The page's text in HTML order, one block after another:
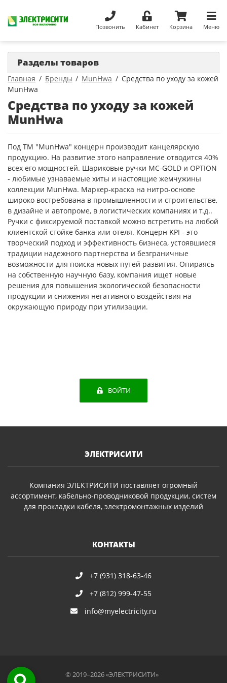
Позвонить Кабинет Корзина Меню
Главная Бренды MunHwa
Средства по уходу за кожей
MunHwa
Средства по уходу за кожей
MunHwa
Под ТМ "MunHwa" концерн производит канцелярскую
продукцию. На развитие этого направление отводится 40%
всех его мощностей. Шариковые ручки MC-GOLD и OPTION
- любимые узнаваемые хиты и настоящие жемчужины
коллекции MunHwa. Маркер-краска на нитро-основе
широко востребована в промышленности и строительстве,
в дизайне и автопроме, в логистических компаниях и т.д..
Ручки с фиксируемой поставкой можно встретить на любой
клиентской стойке банка или отеля. Концерн KPI - это
творческий подход и эффективность бизнеса, устоявшиеся
традиции надежного партнерства и безграничные
возможности для поиска новых путей развития. Опираясь
на собственную научную базу, компания ищет новые
решения для повышения экологической безопасности
продукции и снижения негативного воздействия на
окружающую природу при утилизации.
Разделы товаров
ВОЙТИ
ЭЛЕКТРИСИТИ
Компания ЭЛЕКТРИСИТИ поставляет огромный
ассортимент, кабельно-проводниковой продукции, систем
для прокладки кабеля, электромонтажных изделий
КОНТАКТЫ
+7 (931) 318-63-46
+7 (812) 999-47-55
info@myelectricity.ru
© 2019–2026 «ЭЛЕКТРИСИТИ»